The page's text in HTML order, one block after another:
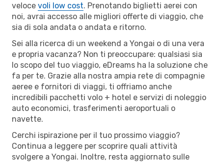
veloce voli low cost. Prenotando biglietti aerei con
noi, avrai accesso alle migliori offerte di viaggio, che
sia di sola andata o andata e ritorno.
Sei alla ricerca di un weekend a Yongai o di una vera
e propria vacanza? Non ti preoccupare: qualsiasi sia
lo scopo del tuo viaggio, eDreams ha la soluzione che
fa per te. Grazie alla nostra ampia rete di compagnie
aeree e fornitori di viaggi, ti offriamo anche
incredibili pacchetti volo + hotel e servizi di noleggio
auto economici, trasferimenti aeroportuali o
navette.
Cerchi ispirazione per il tuo prossimo viaggio?
Continua a leggere per scoprire quali attività
svolgere a Yongai. Inoltre, resta aggiornato sulle